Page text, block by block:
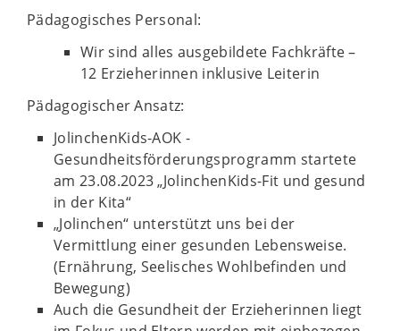
Pädagogisches Personal:
Wir sind alles ausgebildete Fachkräfte –
12 Erzieherinnen inklusive Leiterin
Pädagogischer Ansatz:
JolinchenKids-AOK -
Gesundheitsförderungsprogramm startete
am 23.08.2023 „JolinchenKids-Fit und gesund
in der Kita“
„Jolinchen“ unterstützt uns bei der
Vermittlung einer gesunden Lebensweise.
(Ernährung, Seelisches Wohlbefinden und
Bewegung)
Auch die Gesundheit der Erzieherinnen liegt